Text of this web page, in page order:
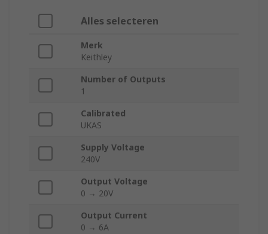
Alles selecteren
Merk
Keithley
Number of Outputs
1
Calibrated
UKAS
Supply Voltage
240V
Output Voltage
0 → 20V
Output Current
0 → 6A